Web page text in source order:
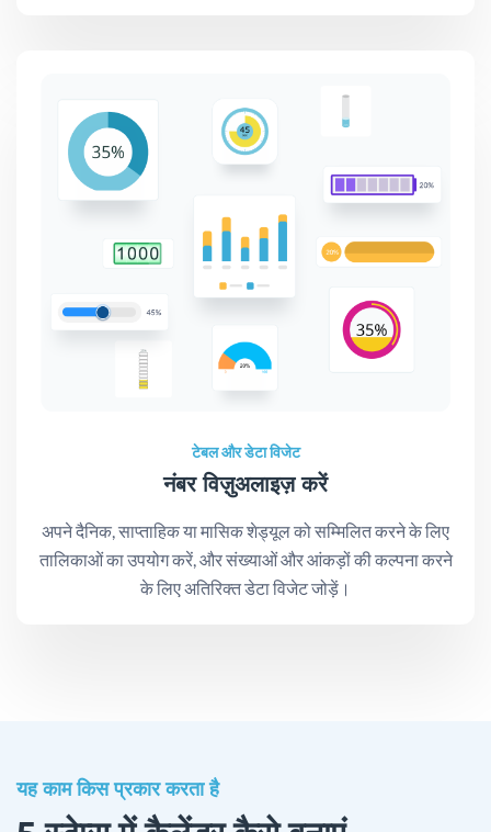
टेबल और डेटा विजेट
नंबर विज़ुअलाइज़ करें
अपने दैनिक, साप्ताहिक या मासिक शेड्यूल को सम्मिलित करने के लिए
तालिकाओं का उपयोग करें, और संख्याओं और आंकड़ों की कल्पना करने
के लिए अतिरिक्त डेटा विजेट जोड़ें।
यह काम किस प्रकार करता है